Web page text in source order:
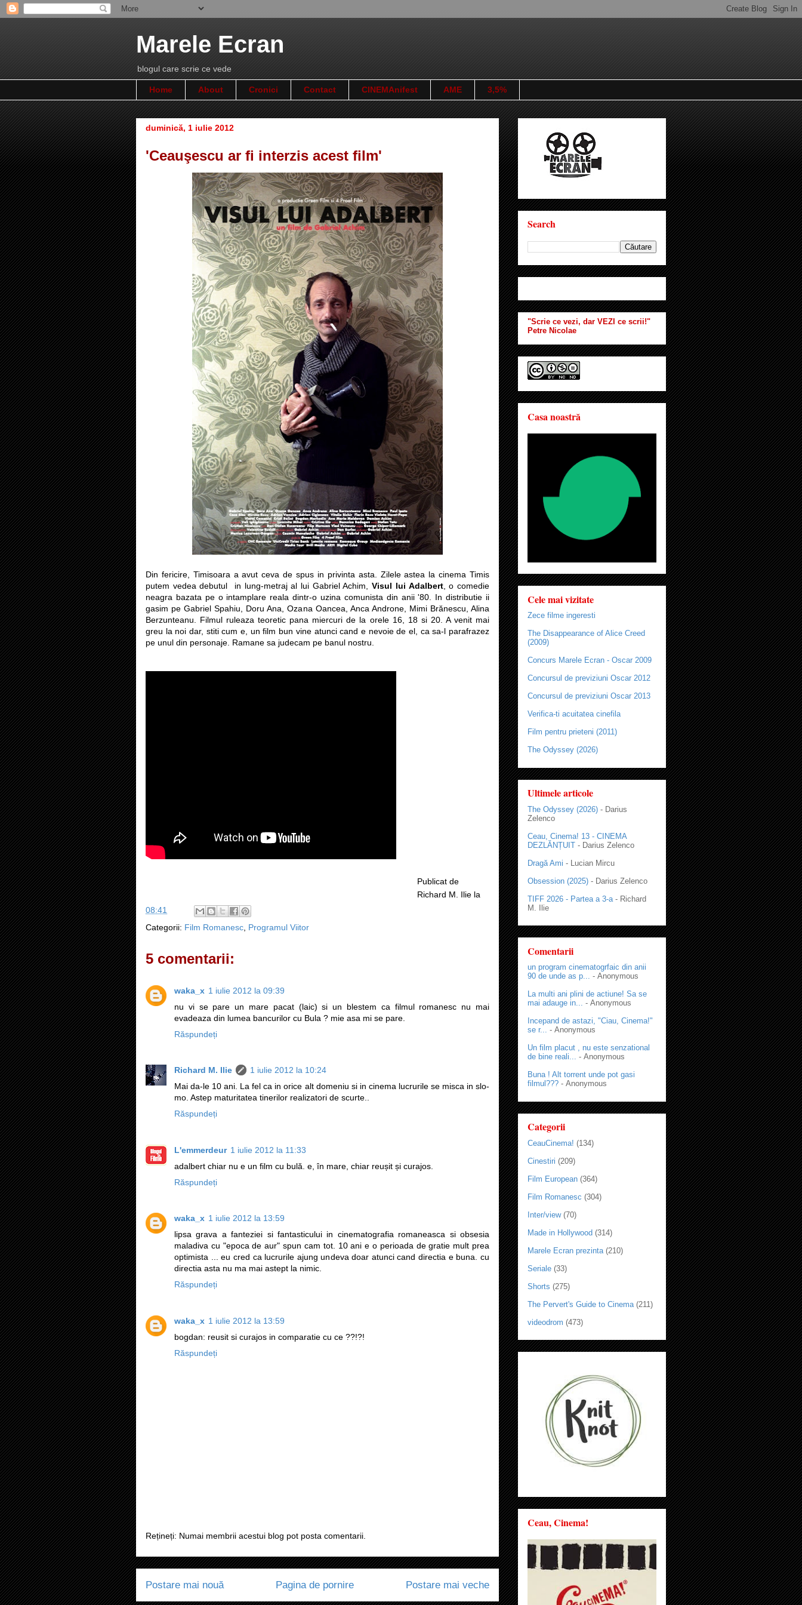
Marele Ecran
blogul care scrie ce vede
Home About Cronici Contact CINEMAnifest AME 3,5%
duminică, 1 iulie 2012
'Ceauşescu ar fi interzis acest film'
Din fericire, Timisoara a avut ceva de spus in privinta asta. Zilele astea la cinema Timis
putem vedea debutul in lung-metraj al lui Gabriel Achim,Visul lui Adalbert, o comedie
neagra bazata pe o intamplare reala dintr-o uzina comunista din anii '80. In distributie ii
gasim pe Gabriel Spahiu, Doru Ana, Ozana Oancea, Anca Androne, Mimi Brănescu, Alina
Berzunteanu. Filmul ruleaza teoretic pana miercuri de la orele 16, 18 si 20. A venit mai
greu la noi dar, stiti cum e, un film bun vine atunci cand e nevoie de el, ca sa-l parafrazez
pe unul din personaje. Ramane sa judecam pe banul nostru.
Publicat de
Richard M. Ilie la
08:41
Categorii: Film Romanesc Programul Viitor
5 comentarii:
waka_x 1 iulie 2012 la 09:39
nu vi se pare un mare pacat (laic) si un blestem ca filmul romanesc nu mai
evadeaza din lumea bancurilor cu Bula ? mie asa mi se pare.
Răspundeți
Richard M. Ilie
1 iulie 2012 la 10:24
Mai da-le 10 ani. La fel ca in orice alt domeniu si in cinema lucrurile se misca in slo-
mo. Astep maturitatea tinerilor realizatori de scurte..
Răspundeți
L'emmerdeur 1 iulie 2012 la 11:33
adalbert chiar nu e un film cu bulă. e, în mare, chiar reușit și curajos.
Răspundeți
waka_x 1 iulie 2012 la 13:59
lipsa grava a fanteziei si fantasticului in cinematografia romaneasca si obsesia
maladiva cu "epoca de aur" spun cam tot. 10 ani e o perioada de gratie mult prea
optimista ... eu cred ca lucrurile ajung undeva doar atunci cand directia e buna. cu
directia asta nu ma mai astept la nimic.
Răspundeți
waka_x 1 iulie 2012 la 13:59
bogdan: reusit si curajos in comparatie cu ce ??!?!
Răspundeți
Rețineți: Numai membrii acestui blog pot posta comentarii.
Postare mai nouă Postare mai veche
Pagina de pornire
Search
"Scrie ce vezi, dar VEZI ce scrii!"
Petre Nicolae
Casa noastră
Cele mai vizitate
Zece filme ingeresti
The Disappearance of Alice Creed
(2009)
Concurs Marele Ecran - Oscar 2009
Concursul de previziuni Oscar 2012
Concursul de previziuni Oscar 2013
Verifica-ti acuitatea cinefila
Film pentru prieteni (2011)
The Odyssey (2026)
Ultimele articole
The Odyssey (2026) - Darius
Zelenco
Ceau, Cinema! 13 - CINEMA
DEZLĂNȚUIT - Darius Zelenco
Dragă Ami - Lucian Mircu
Obsession (2025) - Darius Zelenco
TIFF 2026 - Partea a 3-a - Richard
M. Ilie
Comentarii
un program cinematogrfaic din anii
90 de unde as p... - Anonymous
La multi ani plini de actiune! Sa se
mai adauge in... - Anonymous
Incepand de astazi, "Ciau, Cinema!"
se r... - Anonymous
Un film placut , nu este senzational
de bine reali... - Anonymous
Buna ! Alt torrent unde pot gasi
filmul??? - Anonymous
Categorii
CeauCinema! (134)
Cinestiri (209)
Film European (364)
Film Romanesc (304)
Inter/view (70)
Made in Hollywood (314)
Marele Ecran prezinta (210)
Seriale (33)
Shorts (275)
The Pervert's Guide to Cinema (211)
videodrom (473)
Ceau, Cinema!